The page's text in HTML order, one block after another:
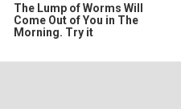
The Lump of Worms Will
Come Out of You in The
Morning. Try it